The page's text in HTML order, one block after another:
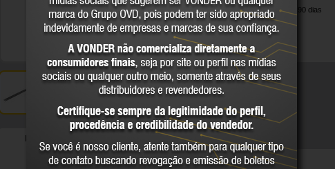
Garantia legal: 90 dias